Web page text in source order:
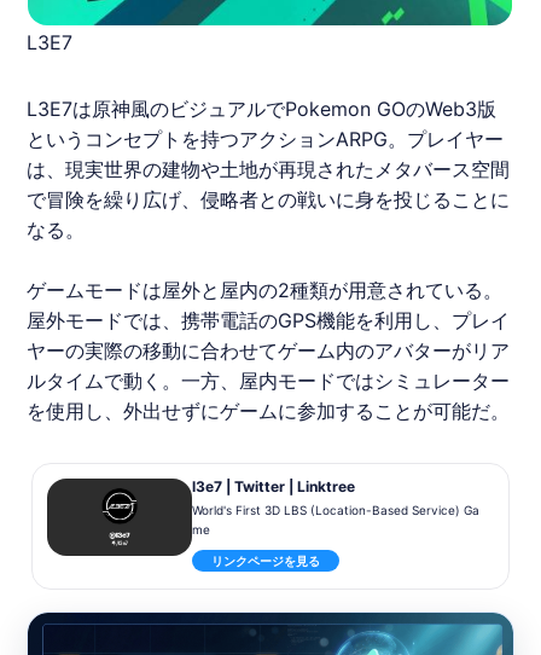
L3E7
L3E7は原神風のビジュアルでPokemon GOのWeb3版
というコンセプトを持つアクションARPG。プレイヤー
は、現実世界の建物や土地が再現されたメタバース空間
で冒険を繰り広げ、侵略者との戦いに身を投じることに
なる。
ゲームモードは屋外と屋内の2種類が用意されている。
屋外モードでは、携帯電話のGPS機能を利用し、プレイ
ヤーの実際の移動に合わせてゲーム内のアバターがリア
ルタイムで動く。一方、屋内モードではシミュレーター
を使用し、外出せずにゲームに参加することが可能だ。
l3e7 | Twitter | Linktree
World's First 3D LBS (Location-Based Service) Ga
me
リンクページを見る